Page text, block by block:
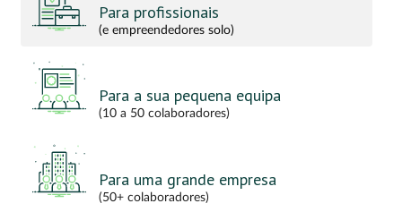
Para profissionais
(e empreendedores solo)
Para a sua pequena equipa
(10 a 50 colaboradores)
Para uma grande empresa
(50+ colaboradores)